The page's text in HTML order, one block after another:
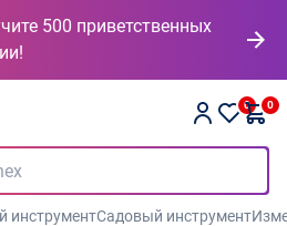
500 приветственных
0 0
инструментСадовый инструмент